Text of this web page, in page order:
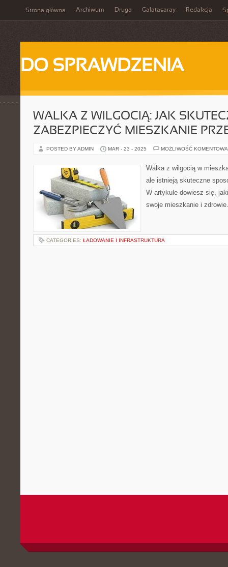
Strona główna Archiwum Druga Galatasaray Redakcja
DO SPRAWDZENIA
WALKA Z WILGOCIĄ: JAK
ZABEZPIECZYĆ MIESZKANIE
POSTED BY ADMIN MAR - 23 - 2025 MOŻLIWOŚĆ
Walka z wilgocią w
ale istnieją skuteczne
W artykule dowiesz się,
swoje mieszkanie i
CATEGORIES: ŁADOWANIE I INFRASTRUKTURA